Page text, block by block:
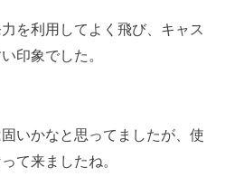
を利用してよく飛び、キャス
印象でした。
いかなと思ってましたが、使
て来ましたね。